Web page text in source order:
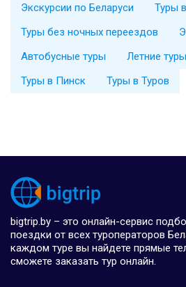
Экскурсии по Беларуси
Туры
Туры без ночных переездов
Автобусные туры
Летние туры
Туры в Пинск
Туры в Туров
bigtrip.by – это онлайн-сервис
поездки от всех туроператоров
каждом туре вы найдете прямые
сможете заказать тур онлайн.